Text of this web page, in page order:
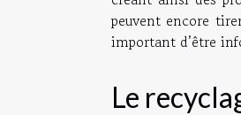
peuvent encore
important d’être
Le